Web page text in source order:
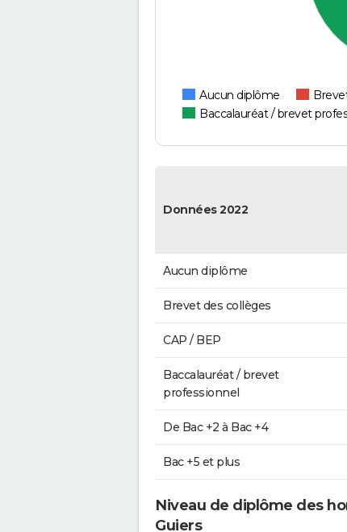
Aucun diplôme
Baccalauréat / brevet
Données 2022
Aucun diplôme
Brevet des collèges
CAP / BEP
Baccalauréat / brevet
professionnel
De Bac +2 à Bac +4
Bac +5 et plus
Niveau de diplôme des
Guiers